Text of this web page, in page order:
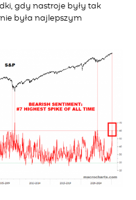
gdy nastroje były tak
była najlepszym